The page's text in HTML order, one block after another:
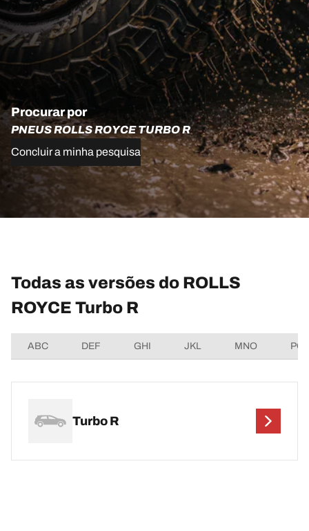
Procurar por
PNEUS ROLLS ROYCE TURBO R
Concluir a minha pesquisa
Todas as versões do ROLLS
ROYCE Turbo R
ABC DEF GHI JKL MNO
Turbo R